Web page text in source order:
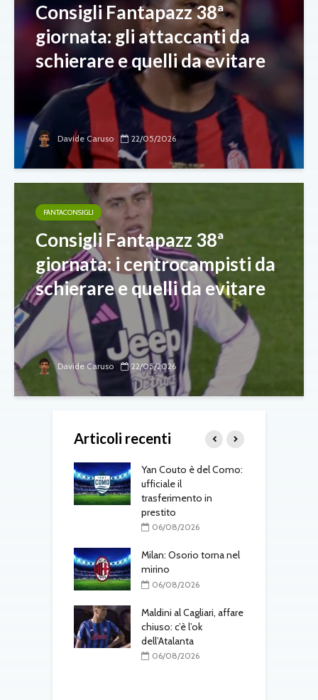
Consigli Fantapazz 38ª
giornata: gli attaccanti da
schierare e quelli da evitare
Davide Caruso 22/05/2026
FANTACONSIGLI
Consigli Fantapazz 38ª
giornata: i centrocampisti da
schierare e quelli da evitare
Davide Caruso 22/05/2026
Articoli recenti
Yan Couto è del Como:
ufficiale il
trasferimento in
prestito
06/08/2026
Milan: Osorio torna nel
mirino
06/08/2026
Maldini al Cagliari, affare
chiuso: c’è l’ok
dell’Atalanta
06/08/2026